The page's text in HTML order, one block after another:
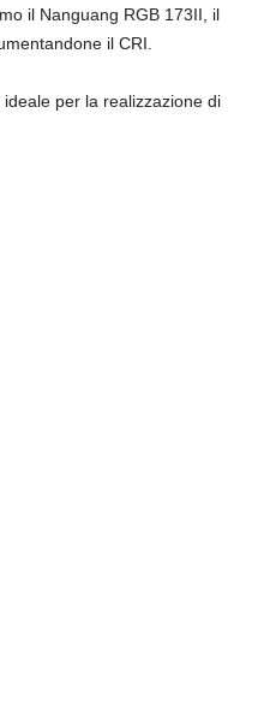
il Nanguang RGB 173II, il
il CRI.
per la realizzazione di